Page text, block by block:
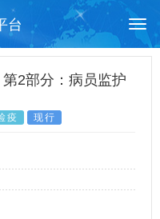
台
询
2部分：病员监护
疫 现行